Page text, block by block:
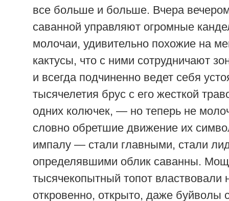
все больше и больше. Вчера
саванной управляют огромные
молочаи, удивительно похожие на
кактусы, что с ними сотрудничают
и всегда подчиненно ведет себя
тысячелетия брус с его жесткой
одних колючек, — но теперь не
словно обретшие движение их
импалу — стали главными, стали
определявшими облик саванны.
тысячекопытный топот властвовали
откровенно, открыто, даже буйволы